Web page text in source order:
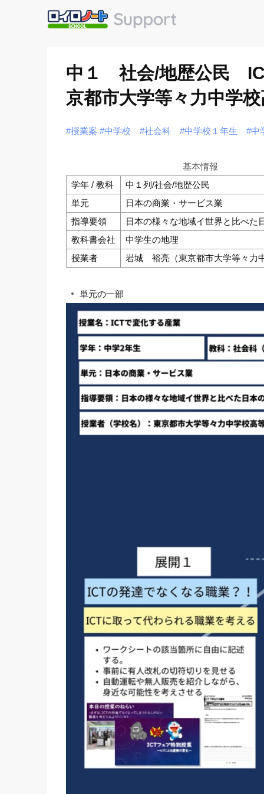
中１ 社会/地歴公民
京都市大学等々力中学
#授業案 #中学校 #社会科 #中学校１年生 #中
基本情報
学年 / 教科
中１列/社会/地歴公民
単元
日本の商業・サービス業
指導要領
日本の様々な地域イ世界と比べた
教科書会社
中学生の地理
授業者
岩城 裕亮（東京都市大学等々力
単元の一部